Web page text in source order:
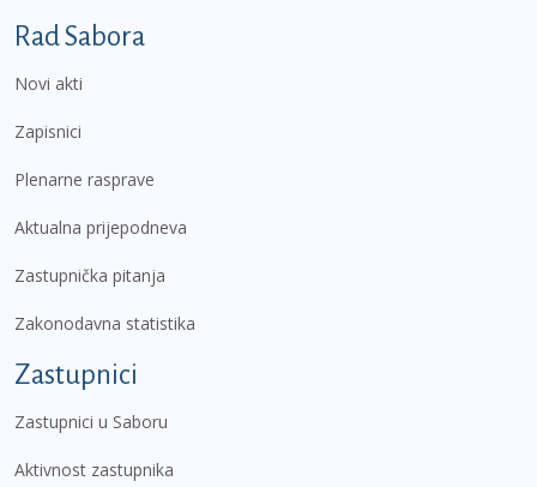
Podnožje prvi izbornik
Rad Sabora
Novi akti
Zapisnici
Plenarne rasprave
Aktualna prijepodneva
Zastupnička pitanja
Zakonodavna statistika
Zastupnici
Zastupnici u Saboru
Aktivnost zastupnika